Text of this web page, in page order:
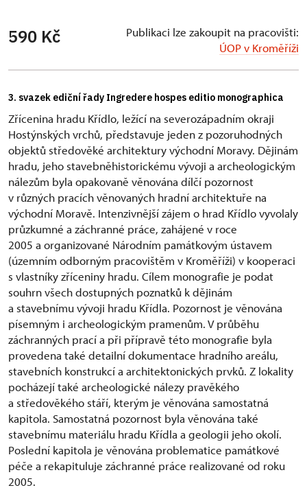
590 Kč
Publikaci lze zakoupit na pracovišti:
ÚOP v Kroměříži
3. svazek ediční řady Ingredere hospes editio monographica
Zřícenina hradu Křídlo, ležící na severozápadním okraji
Hostýnských vrchů, představuje jeden z pozoruhodných
objektů středověké architektury východní Moravy. Dějinám
hradu, jeho stavebněhistorickému vývoji a archeologickým
nálezům byla opakovaně věnována dílčí pozornost
v různých pracích věnovaných hradní architektuře na
východní Moravě. Intenzivnější zájem o hrad Křídlo vyvolaly
průzkumné a záchranné práce, zahájené v roce
2005 a organizované Národním památkovým ústavem
(územním odborným pracovištěm v Kroměříži) v kooperaci
s vlastníky zříceniny hradu. Cílem monografie je podat
souhrn všech dostupných poznatků k dějinám
a stavebnímu vývoji hradu Křídla. Pozornost je věnována
písemným i archeologickým pramenům. V průběhu
záchranných prací a při přípravě této monografie byla
provedena také detailní dokumentace hradního areálu,
stavebních konstrukcí a architektonických prvků. Z lokality
pocházejí také archeologické nálezy pravěkého
a středověkého stáří, kterým je věnována samostatná
kapitola. Samostatná pozornost byla věnována také
stavebnímu materiálu hradu Křídla a geologii jeho okolí.
Poslední kapitola je věnována problematice památkové
péče a rekapituluje záchranné práce realizované od roku
2005.